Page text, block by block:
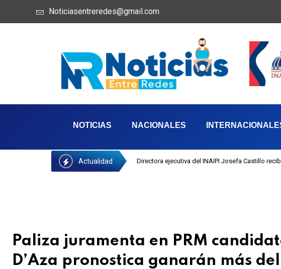
Noticiasentreredes@gmail.com
NOTICIAS NACIONALES
Actualidad Directora ejecutiva del INAIPI Josefa Castillo
Paliza juramenta en PRM
D’Aza pronostica ganarán más